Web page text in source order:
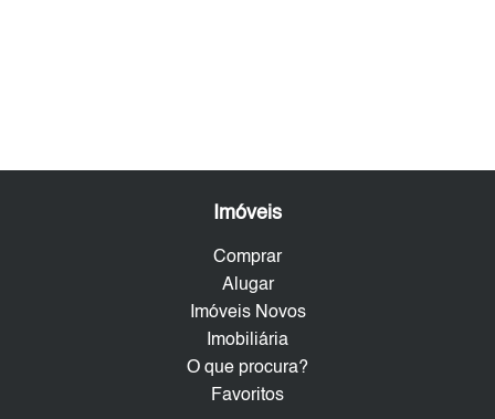
Imóveis
Comprar
Alugar
Imóveis Novos
Imobiliária
O que procura?
Favoritos